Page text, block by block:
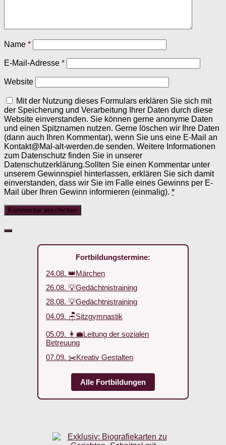
Name *
E-Mail-Adresse *
Website
Mit der Nutzung dieses Formulars erklären Sie sich mit
der Speicherung und Verarbeitung Ihrer Daten durch diese
Website einverstanden. Sie können gerne anonyme Daten
und einen Spitznamen nutzen. Gerne löschen wir Ihre Daten
(dann auch Ihren Kommentar), wenn Sie uns eine E-Mail an
Kontakt@Mal-alt-werden.de senden. Weitere Informationen
zum Datenschutz finden Sie in unserer
Datenschutzerklärung.Sollten Sie einen Kommentar unter
unserem Gewinnspiel hinterlassen, erklären Sie sich damit
einverstanden, dass wir Sie im Falle eines Gewinns per E-
Mail über Ihren Gewinn informieren (einmalig). *
Fortbildungstermine:
24.08. 👑Märchen
26.08. 💡Gedächtnistraining
28.08. 💡Gedächtnistraining
04.09. 🪑Sitzgymnastik
05.09. 👩‍💼Leitung der sozialen
Betreuung
07.09. ✂️Kreativ Gestalten
Alle Fortbildungen